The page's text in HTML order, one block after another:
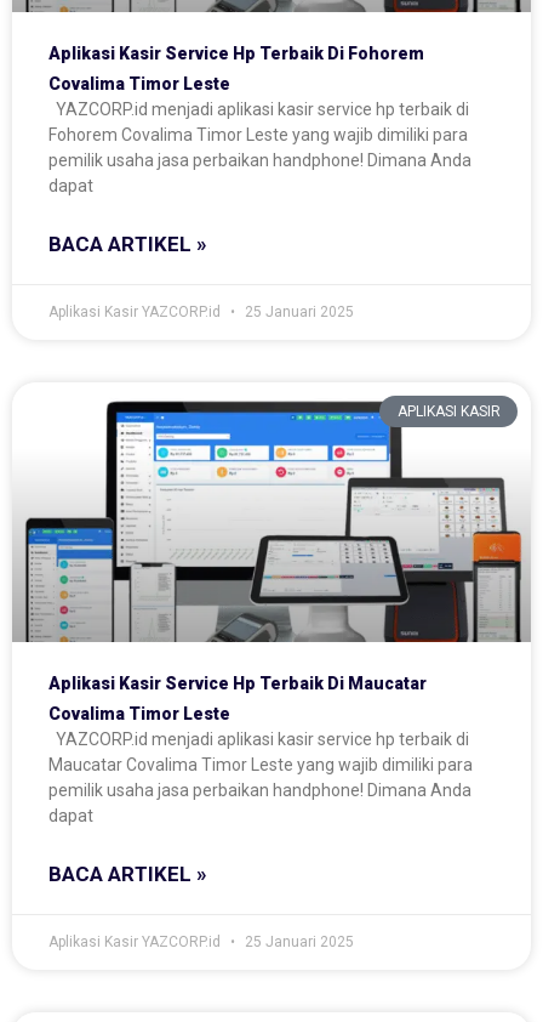
Aplikasi Kasir Service Hp Terbaik Di Fohorem
Covalima Timor Leste
YAZCORP.id menjadi aplikasi kasir service hp terbaik di
Fohorem Covalima Timor Leste yang wajib dimiliki para
pemilik usaha jasa perbaikan handphone! Dimana Anda
dapat
BACA ARTIKEL »
Aplikasi Kasir YAZCORP.id 25 Januari 2025
APLIKASI KASIR
Aplikasi Kasir Service Hp Terbaik Di Maucatar
Covalima Timor Leste
YAZCORP.id menjadi aplikasi kasir service hp terbaik di
Maucatar Covalima Timor Leste yang wajib dimiliki para
pemilik usaha jasa perbaikan handphone! Dimana Anda
dapat
BACA ARTIKEL »
Aplikasi Kasir YAZCORP.id 25 Januari 2025